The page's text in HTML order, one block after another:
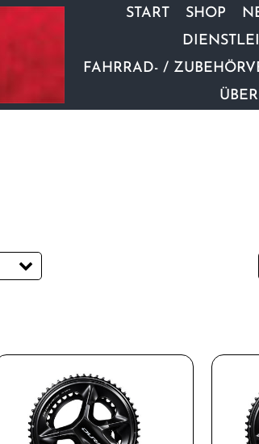
START SHOP
FAHRRAD- /